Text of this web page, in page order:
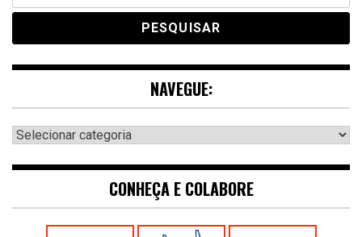
NAVEGUE:
Navegue:
CONHEÇA E COLABORE